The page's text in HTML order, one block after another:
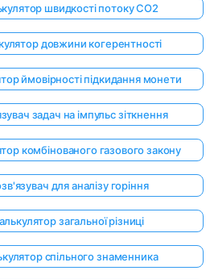
швидкості потоку CO2
довжини когерентності
ймовірності підкидання монети
задач на імпульс зіткнення
комбінованого газового закону
для аналізу горіння
загальної різниці
спільного знаменника